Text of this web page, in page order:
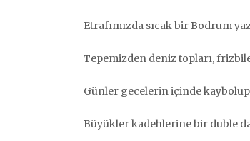
Etrafımızda sıcak bir Bodrum
Tepemizden deniz topları,
Günler gecelerin içinde
Büyükler kadehlerine bir duble